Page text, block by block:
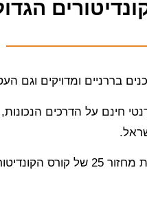
בררניים ומדויקים וגם
פירוליטה שמחה להשיק